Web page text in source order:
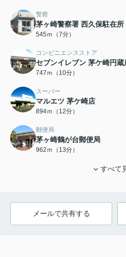
警察
茅ヶ崎警察署 西久保駐在所
545ｍ（7分）
コンビニエンスストア
セブンイレブン 茅ケ崎円蔵
747ｍ（10分）
スーパー
マルエツ 茅ケ崎店
894ｍ（12分）
郵便局
茅ヶ崎鶴が台郵便局
962ｍ（13分）
すべて
メールで共有する